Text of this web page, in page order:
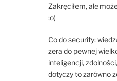
Zakręciłem, ale
;o)
Co do security:
zera do pewnej
inteligencji,
dotyczy to zarówno